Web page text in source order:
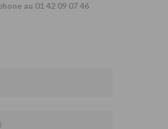
au 01 42 09 07 46